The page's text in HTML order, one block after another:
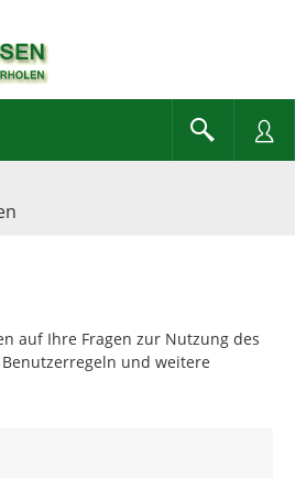
auf Ihre Fragen zur Nutzung des
und weitere